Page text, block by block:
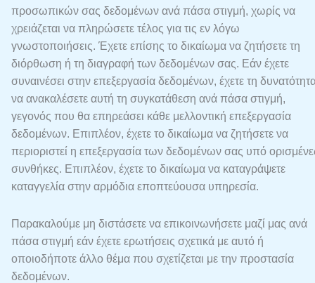
προσωπικών σας δεδομένων ανά πάσα στιγμή, χωρίς να
χρειάζεται να πληρώσετε τέλος για τις εν λόγω
γνωστοποιήσεις. Έχετε επίσης το δικαίωμα να ζητήσετε τη
διόρθωση ή τη διαγραφή των δεδομένων σας. Εάν έχετε
συναινέσει στην επεξεργασία δεδομένων, έχετε τη
να ανακαλέσετε αυτή τη συγκατάθεση ανά πάσα στιγμή,
γεγονός που θα επηρεάσει κάθε μελλοντική επεξεργασία
δεδομένων. Επιπλέον, έχετε το δικαίωμα να ζητήσετε να
περιοριστεί η επεξεργασία των δεδομένων σας υπό
συνθήκες. Επιπλέον, έχετε το δικαίωμα να καταγράψετε
καταγγελία στην αρμόδια εποπτεύουσα υπηρεσία.
Παρακαλούμε μη διστάσετε να επικοινωνήσετε μαζί μας ανά
πάσα στιγμή εάν έχετε ερωτήσεις σχετικά με αυτό ή
οποιοδήποτε άλλο θέμα που σχετίζεται με την προστασία
δεδομένων.